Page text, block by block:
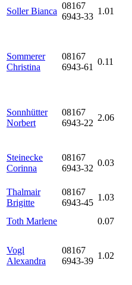
Soller Bianca
08167
6943-33
1.01
Sommerer
Christina
08167
6943-61
0.11
Sonnhütter
Norbert
08167
6943-22
2.06
Steinecke
Corinna
08167
6943-32
0.03
Thalmair
Brigitte
08167
6943-45
1.03
Toth Marlene
0.07
Vogl
Alexandra
08167
6943-39
1.02